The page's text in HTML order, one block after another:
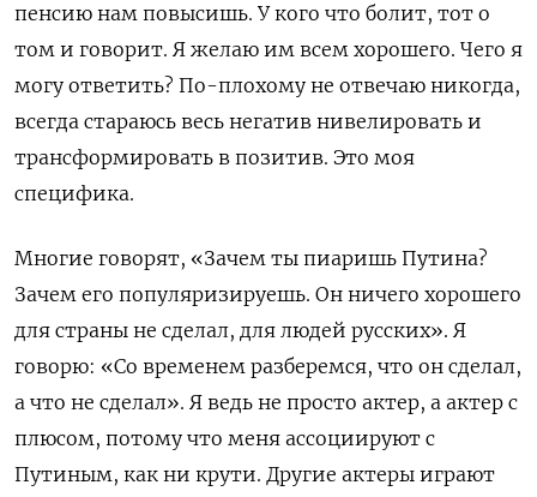
пенсию нам повысишь. У кого что болит, тот о
том и говорит. Я желаю им всем хорошего. Чего я
могу ответить? По-плохому не отвечаю никогда,
всегда стараюсь весь негатив нивелировать и
трансформировать в позитив. Это моя
специфика.
Многие говорят, «Зачем ты пиаришь Путина?
Зачем его популяризируешь. Он ничего хорошего
для страны не сделал, для людей русских». Я
говорю: «Со временем разберемся, что он сделал,
а что не сделал». Я ведь не просто актер, а актер с
плюсом, потому что меня ассоциируют с
Путиным, как ни крути. Другие актеры играют